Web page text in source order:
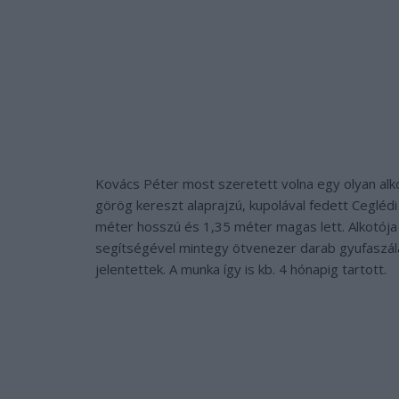
Kovács Péter most szeretett volna egy olyan
görög kereszt alaprajzú, kupolával fedett
méter hosszú és 1,35 méter magas lett.
segítségével mintegy ötvenezer darab
jelentettek. A munka így is kb. 4 hónapig tartott.